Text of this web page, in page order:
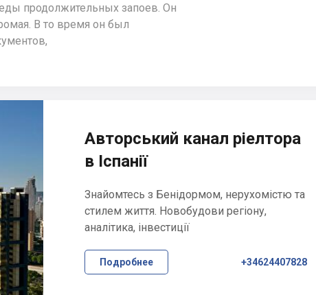
продолжительных запоев. Он
В то время он был
Авторський канал ріелтора
в Іспанії
Знайомтесь з Бенідормом, нерухомістю та
стилем життя. Новобудови регіону,
аналітика, інвестиції
Подробнее +34624407828